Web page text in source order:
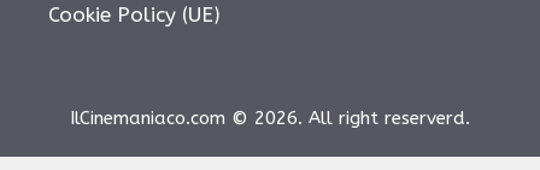
Cookie Policy (UE)
IlCinemaniaco.com © 2026. All right reserverd.